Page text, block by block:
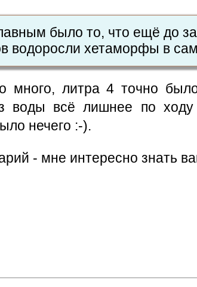
было то, что ещё до
водоросли хетаморфы в
много, литра 4 точно
воды всё лишнее по
нечего :-).
- мне интересно знать